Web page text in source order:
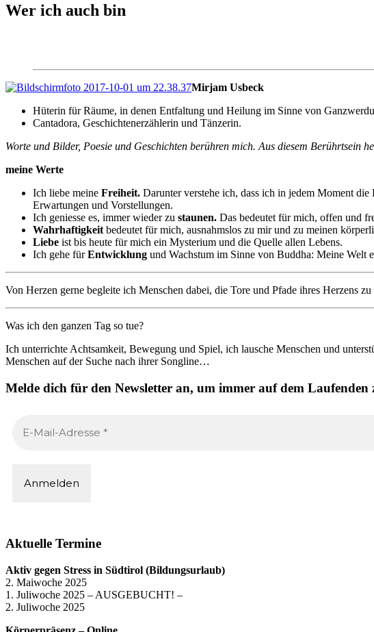
Wer ich auch bin
Mirjam Usbeck
Hüterin für Räume, in denen Entfaltung und Heilung im Sinne von
Cantadora, Geschichtenerzählerin und Tänzerin.
Worte und Bilder, Poesie und Geschichten berühren mich. Aus diesem Berührtsein
meine Werte
Ich liebe meine Freiheit. Darunter verstehe ich, dass ich in jedem Moment
Erwartungen und Vorstellungen.
Ich geniesse es, immer wieder zu staunen. Das bedeutet für mich, offen und
Wahrhaftigkeit bedeutet für mich, ausnahmslos zu mir und zu meinen
Liebe ist bis heute für mich ein Mysterium und die Quelle allen Lebens.
Ich gehe fürEntwicklung und Wachstum im Sinne von Buddha: Meine Welt
Von Herzen gerne begleite ich Menschen dabei, die Tore und Pfade ihres Herzens
Was ich den ganzen Tag so tue?
Ich unterrichte Achtsamkeit, Bewegung und Spiel, ich lausche Menschen und
Menschen auf der Suche nach ihrer Songline…
Melde dich für den Newsletter an, um immer auf dem Laufenden
Aktuelle Termine
Aktiv gegen Stress in Südtirol (Bildungsurlaub)
2. Maiwoche 2025
1. Juliwoche 2025 – AUSGEBUCHT! –
2. Juliwoche 2025